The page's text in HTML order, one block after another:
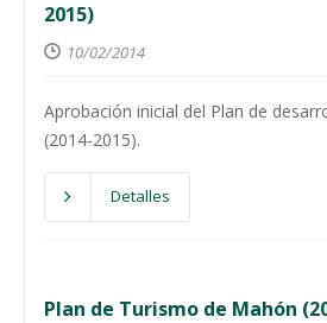
2015)
10/02/2014
Aprobación inicial del Plan de
(2014-2015).
Detalles
Plan de Turismo de Mahón